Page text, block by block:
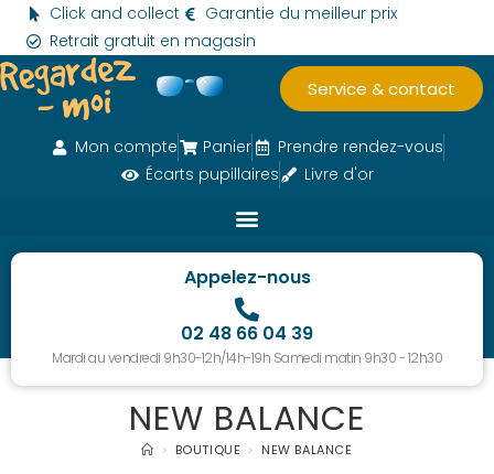
Click and collect
Garantie du meilleur prix
Retrait gratuit en magasin
Service & contact
Mon compte Panier
Prendre rendez-vous
Écarts pupillaires
Livre d'or
Appelez-nous
02 48 66 04 39
Mardi au vendredi 9h30-12h/14h-19h Samedi matin 9h30 - 12h30
NEW BALANCE
> BOUTIQUE > NEW BALANCE